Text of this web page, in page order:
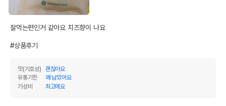
인
오메가3 0%
오메가6
탄수화물
잘먹는편인거 같아요 치즈향이 나요
#상품후기
맛(기호성)
괜찮아요
유통기한
꽤 남았어요
가성비
최고에요